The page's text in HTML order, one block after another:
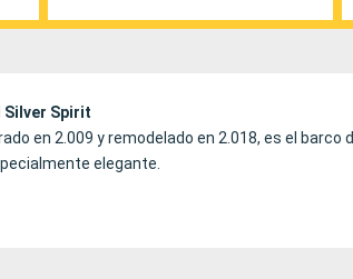
Silver Spirit
en 2.009 y remodelado en 2.018, es el barco
elegante.